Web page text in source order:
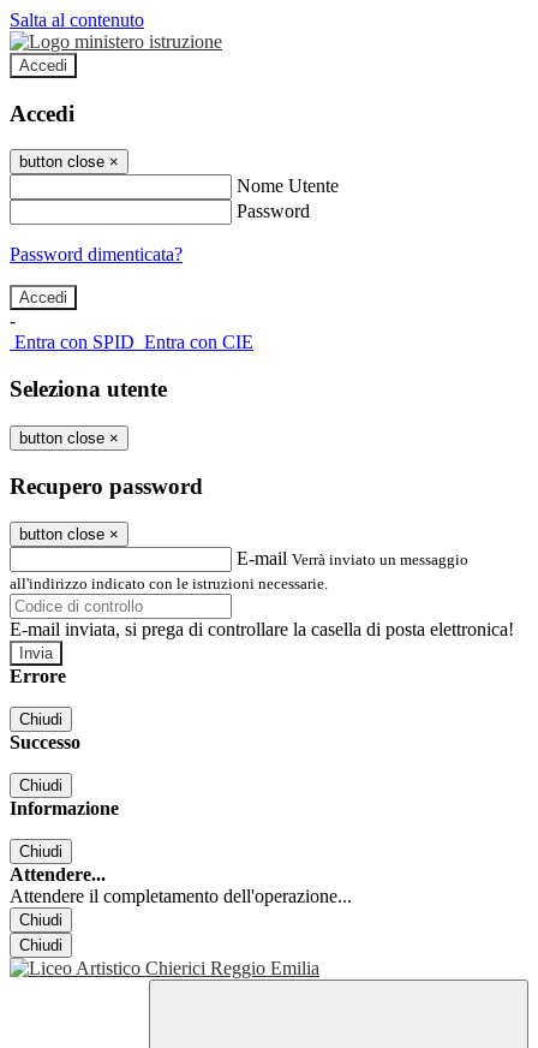
Salta al contenuto
Accedi
Accedi
button close ×
Nome Utente
Password
Password dimenticata?
-
Entra con SPID Entra con CIE
Seleziona utente
button close ×
Recupero password
button close ×
E-mail Verrà inviato un messaggio
all'indirizzo indicato con le istruzioni necessarie.
E-mail inviata, si prega di controllare la casella di posta elettronica!
Errore
Chiudi
Successo
Chiudi
Informazione
Chiudi
Attendere...
Attendere il completamento dell'operazione...
Chiudi
Chiudi